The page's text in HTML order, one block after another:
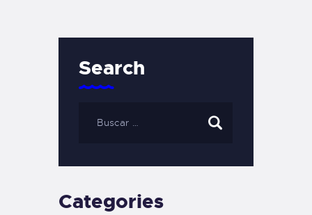
Search
Categories